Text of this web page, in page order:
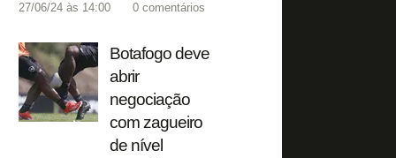
27/06/24 às 14:00 0 comentários
Botafogo deve
abrir
negociação
com zagueiro
de nível